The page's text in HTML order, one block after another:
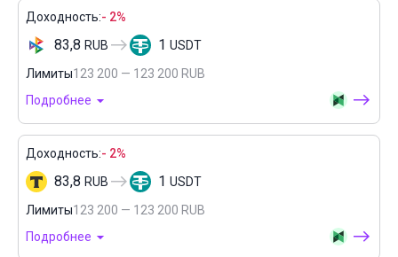
Доходность:- 2%
83,8 RUB 1 USDT
Лимиты123 200 — 123 200 RUB
Подробнее
Доходность:- 2%
83,8 RUB 1 USDT
Лимиты123 200 — 123 200 RUB
Подробнее